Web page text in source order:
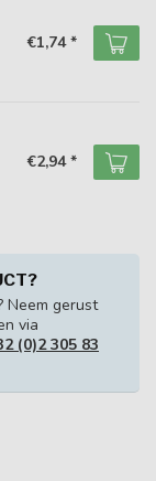
€1,74 *
€2,94 *
Neem gerust
via
(0)2 305 83